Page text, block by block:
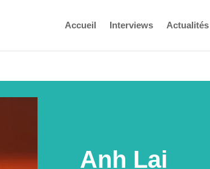
Accueil Interviews Actualités
Anh Lai